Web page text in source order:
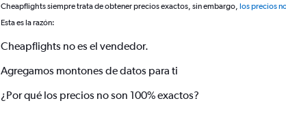
Cheapflights siempre trata de obtener precios exactos, sin embargo, los precios
Esta es la razón:
Cheapflights no es el vendedor.
Agregamos montones de datos para ti
¿Por qué los precios no son 100% exactos?